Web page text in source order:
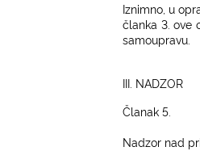
Iznimno, u
članka 3. ove
samoupravu.
III. NADZOR
Članak 5.
Nadzor nad pr